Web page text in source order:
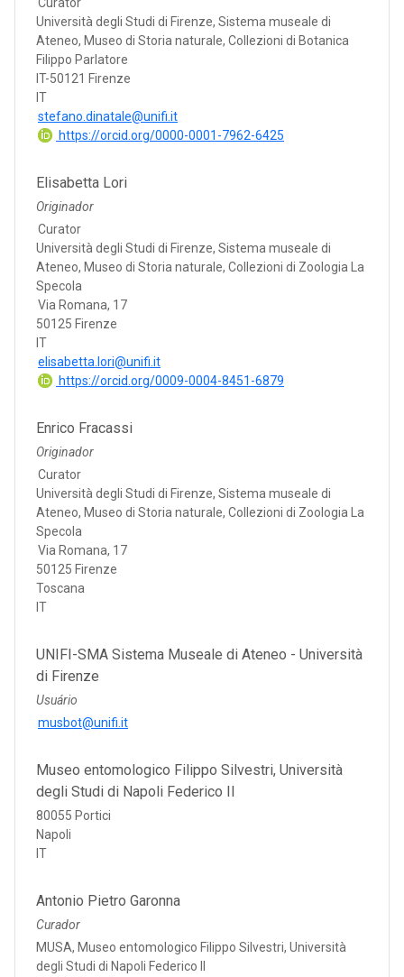
Università degli Studi di Firenze, Sistema museale di
Ateneo, Museo di Storia naturale, Collezioni di Botanica
Filippo Parlatore
IT-50121 Firenze
IT
stefano.dinatale@unifi.it
https://orcid.org/0000-0001-7962-6425
Elisabetta Lori
Originador
Curator
Università degli Studi di Firenze, Sistema museale di
Ateneo, Museo di Storia naturale, Collezioni di Zoologia La
Specola
Via Romana, 17
50125 Firenze
IT
elisabetta.lori@unifi.it
https://orcid.org/0009-0004-8451-6879
Enrico Fracassi
Originador
Curator
Università degli Studi di Firenze, Sistema museale di
Ateneo, Museo di Storia naturale, Collezioni di Zoologia La
Specola
Via Romana, 17
50125 Firenze
Toscana
IT
UNIFI-SMA Sistema Museale di Ateneo - Università
di Firenze
Usuário
musbot@unifi.it
Museo entomologico Filippo Silvestri, Università
degli Studi di Napoli Federico II
80055 Portici
Napoli
IT
Antonio Pietro Garonna
Curador
MUSA, Museo entomologico Filippo Silvestri, Università
degli Studi di Napoli Federico II